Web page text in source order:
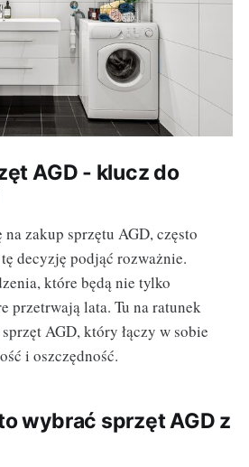
AGD - klucz do
zakup sprzętu AGD, często
decyzję podjąć rozważnie.
które będą nie tylko
przetrwają lata. Tu na ratunek
AGD, który łączy w sobie
i oszczędność.
wybrać sprzęt AGD z